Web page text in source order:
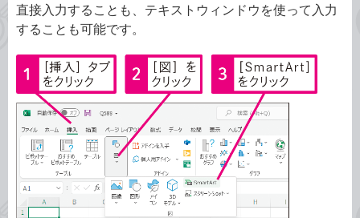
直接入力することも、テキストウィンドウを使って入力
することも可能です。